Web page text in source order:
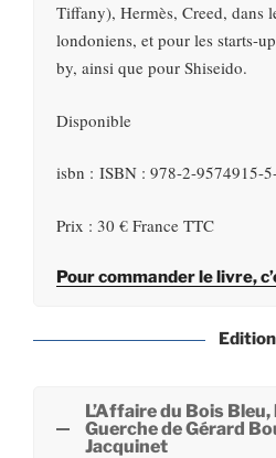
Tiffany), Hermès, Creed, dans
londoniens, et pour les starts-
by, ainsi que pour Shiseido.
Disponible
isbn : ISBN : 978-2-9574915-
Prix : 30 € France TTC
Pour commander le livre,
Edition
L’Affaire du Bois
Guerche de Gérard
Jacquinet